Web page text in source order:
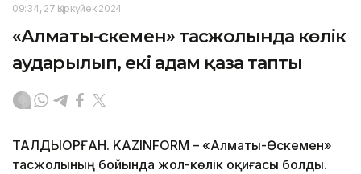
09:34, 27 Қыркүйек 2024
«Алматы-Өскемен» тасжолында көлік
аударылып, екі адам қаза тапты
ТАЛДЫҚОРҒАН. KAZINFORM – «Алматы-Өскемен»
тасжолының бойында жол-көлік оқиғасы болды.